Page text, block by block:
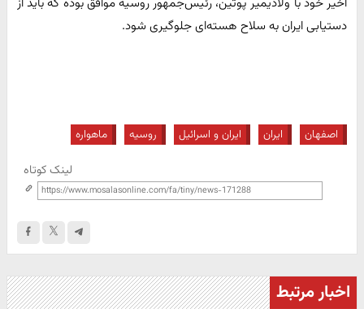
دستیابی ایران به سلاح هسته‌ای جلوگیری شود.
اصفهان ایران ایران و اسرائیل روسیه ماهواره
لینک کوتاه
اخبار مرتبط